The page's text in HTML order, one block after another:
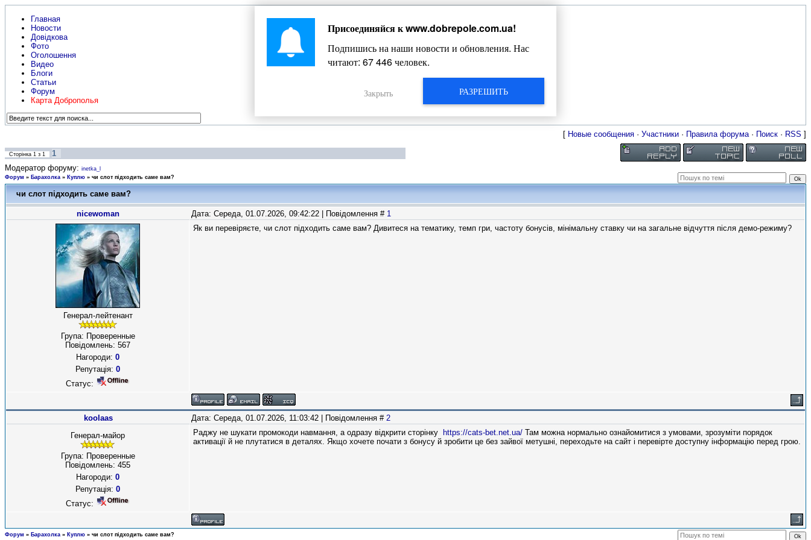
Главная
Новости
Довідкова
Фото
Оголошення
Видео
Блоги
Статьи
Форум
Карта Доброполья
Жизнь Добропольского края
[ Новые сообщения · Участники · Правила форума· Поиск · RSS ]
Сторінка 1 з 1
1
Модератор форуму: inetka_l
Форум » Барахолка » Куплю » чи слот підходить саме вам?
чи слот підходить саме вам?
nicewoman Дата: Середа, 01.07.2026, 09:42:22 | Повідомлення # 1
Генерал-лейтенант
Група: Проверенные
Повідомлень: 567
Нагороди: 0
Репутація: 0
Статус:
Як ви перевіряєте, чи слот підходить саме вам? Дивитеся на тематику, темп гри, частоту бонусів, мінімальну ставку чи на загальне відчуття після демо-режиму?
koolaas Дата: Середа, 01.07.2026, 11:03:42 | Повідомлення # 2
Генерал-майор
Група: Проверенные
Повідомлень: 455
Нагороди: 0
Репутація: 0
Статус:
Раджу не шукати промокоди навмання, а одразу відкрити сторінку https://cats-bet.net.ua/ Там можна нормально ознайомитися з умовами, зрозуміти порядок
активації й не плутатися в деталях. Якщо хочете почати з бонусу й зробити це без зайвої метушні, переходьте на сайт і перевірте доступну інформацію перед грою.
Форум » Барахолка » Куплю » чи слот підходить саме вам?
Присоединяйся кwww.dobrepole.com.ua!
Подпишись на наши новости и обновления. Нас
читают: 67 446человек.
РАЗРЕШИТЬ
Закрыть